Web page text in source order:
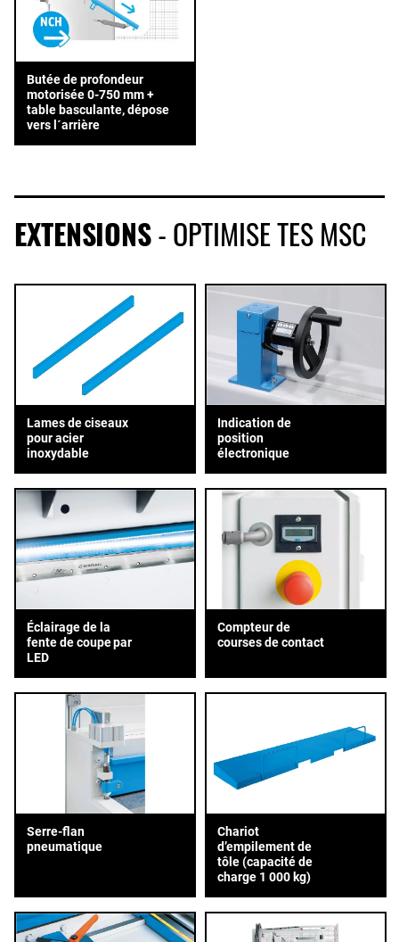
Butée de profondeur
motorisée 0-750 mm +
table basculante, dépose
vers l´arrière
EXTENSIONS- OPTIMISE TES MSC
Lames de ciseaux
pour acier
inoxydable
Indication de
position
électronique
Éclairage de la
fente de coupe par
LED
Compteur de
courses de contact
Serre-flan
pneumatique
Chariot
d’empilement de
tôle (capacité de
charge 1 000 kg)